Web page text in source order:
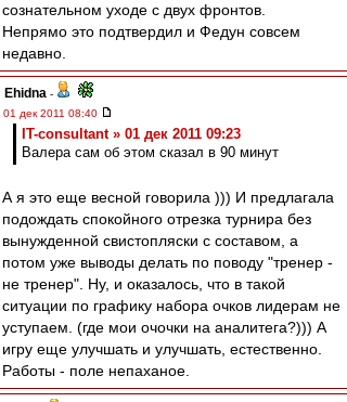
сознательном уходе с двух фронтов.
Непрямо это подтвердил и Федун совсем
недавно.
Ehidna -
01 дек 2011 08:40
IT-consultant » 01 дек 2011 09:23
Валера сам об этом сказал в 90 минут
А я это еще весной говорила ))) И предлагала
подождать спокойного отрезка турнира без
вынужденной свистопляски с составом, а
потом уже выводы делать по поводу "тренер -
не тренер". Ну, и оказалось, что в такой
ситуации по графику набора очков лидерам не
уступаем. (где мои очочки на аналитега?))) А
игру еще улучшать и улучшать, естественно.
Работы - поле непаханое.